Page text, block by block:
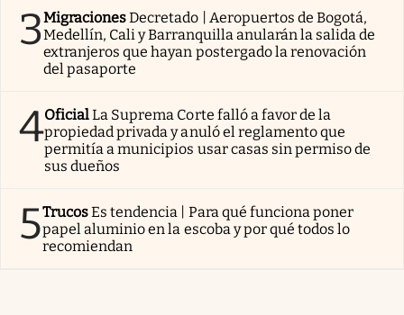
3MigracionesDecretado | Aeropuertos de Bogotá,
Medellín, Cali y Barranquilla anularán la salida de
extranjeros que hayan postergado la renovación
del pasaporte
4OficialLa Suprema Corte falló a favor de la
propiedad privada y anuló el reglamento que
permitía a municipios usar casas sin permiso de
sus dueños
5TrucosEs tendencia | Para qué funciona poner
papel aluminio en la escoba y por qué todos lo
recomiendan